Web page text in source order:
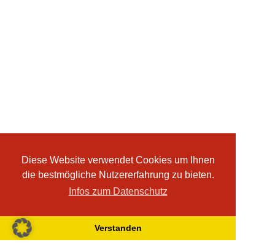
Diese Website verwendet Cookies um Ihnen
die bestmögliche Nutzererfahrung zu bieten.
Infos zum Datenschutz
Verstanden